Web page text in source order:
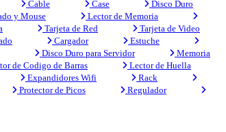
Cable Case
Disco Duro
y Mouse
Lector de Memoria
Tarjeta de Red
Tarjeta de Video
Cargador
Estuche
Disco Duro para Servidor
Memoria
de Codigo de Barras
Lector de Huella
Expandidores Wifi
Rack
Protector de Picos
Regulador